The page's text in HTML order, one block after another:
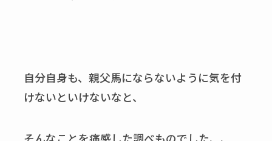
自分自身も、親父馬にならないように気を付
けないといけないなと、
そんなことを痛感した調べものでした、、